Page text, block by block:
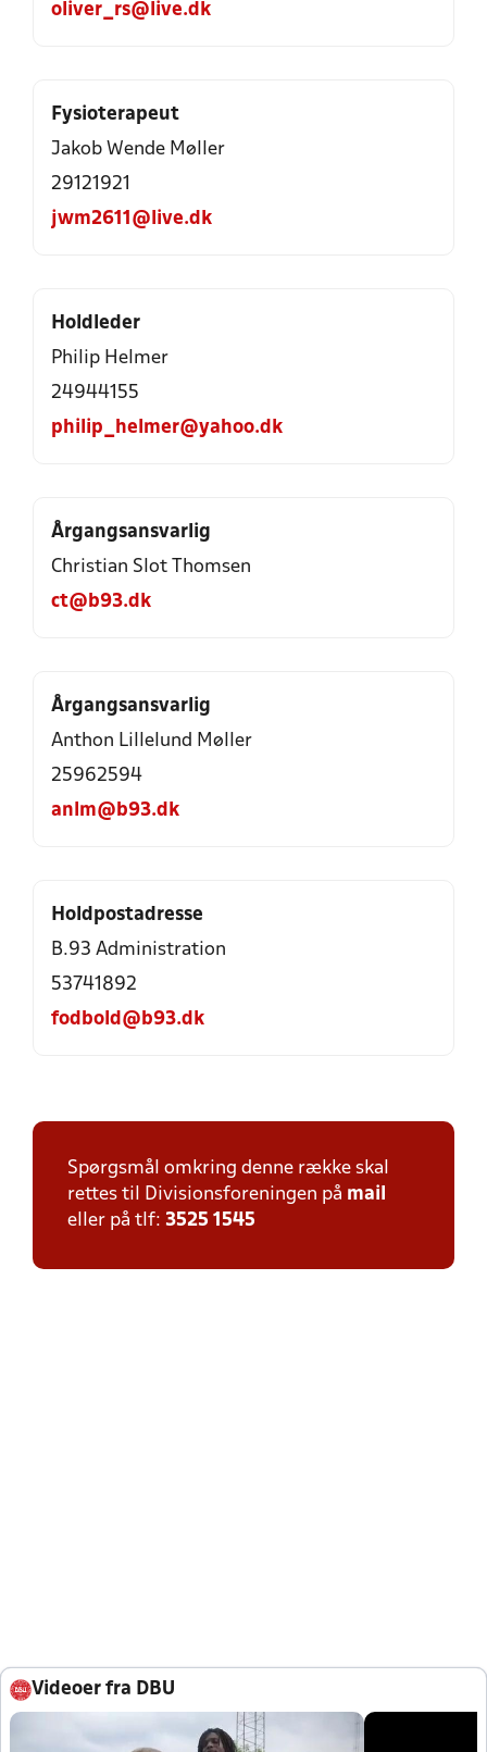
oliver_rs@live.dk
Fysioterapeut
Jakob Wende Møller
29121921
jwm2611@live.dk
Holdleder
Philip Helmer
24944155
philip_helmer@yahoo.dk
Årgangsansvarlig
Christian Slot Thomsen
ct@b93.dk
Årgangsansvarlig
Anthon Lillelund Møller
25962594
anlm@b93.dk
Holdpostadresse
B.93 Administration
53741892
fodbold@b93.dk
Spørgsmål omkring denne række skal
rettes til Divisionsforeningen på mail
eller på tlf: 3525 1545
Videoer fra DBU